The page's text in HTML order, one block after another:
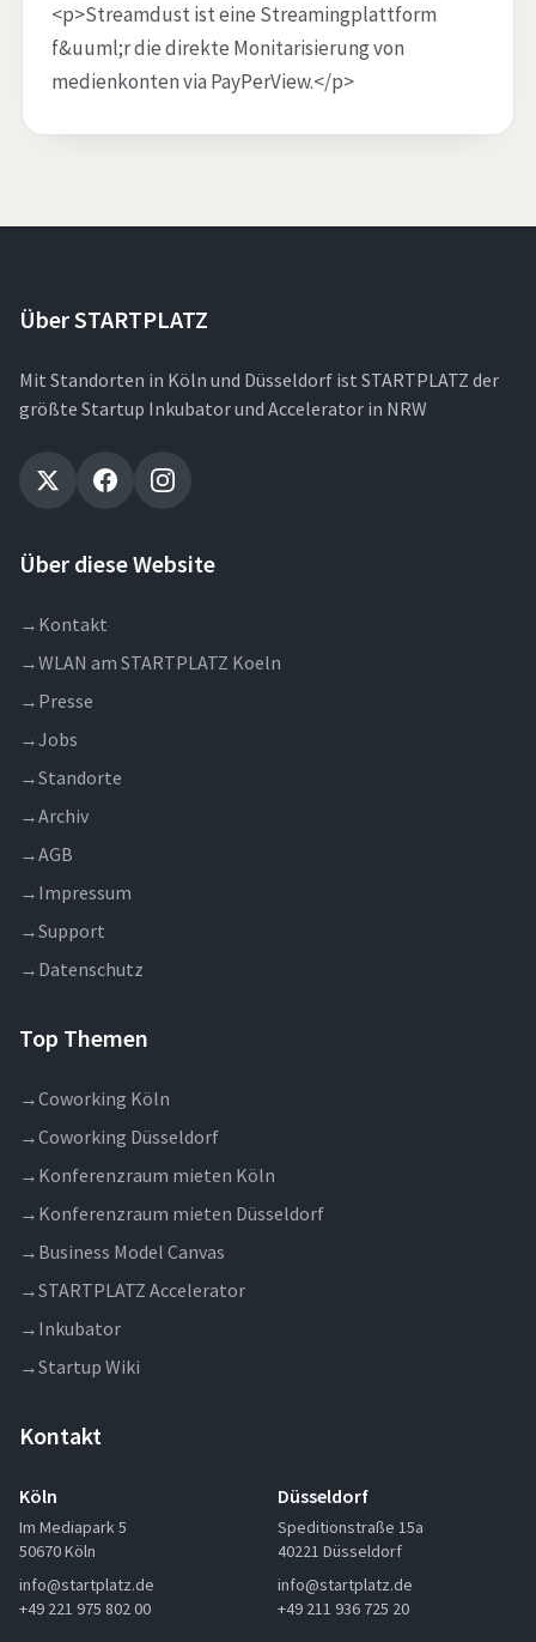
<p>Streamdust ist eine Streamingplattform
f&uuml;r die direkte Monitarisierung von
medienkonten via PayPerView.</p>
Über STARTPLATZ
Mit Standorten in Köln und Düsseldorf ist STARTPLATZ der
größte Startup Inkubator und Accelerator in NRW
Über diese Website
→ Kontakt
→WLAN am STARTPLATZ Koeln
→ Presse
→Jobs
→Standorte
→Archiv
→AGB
→ Impressum
→Support
→ Datenschutz
Top Themen
→Coworking Köln
→Coworking Düsseldorf
→ Konferenzraum mieten Köln
→ Konferenzraum mieten Düsseldorf
→ Business Model Canvas
→STARTPLATZ Accelerator
→ Inkubator
→Startup Wiki
Kontakt
Köln
Im Mediapark 5
50670 Köln
info@startplatz.de
+49 221 975 802 00
Düsseldorf
Speditionstraße 15a
40221 Düsseldorf
info@startplatz.de
+49 211 936 725 20